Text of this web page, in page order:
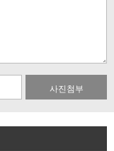
사진첨부